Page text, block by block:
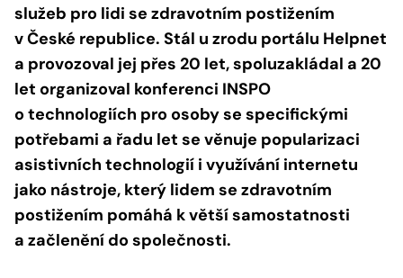
služeb pro lidi se zdravotním postižením
v České republice. Stál u zrodu portálu Helpnet
a provozoval jej přes 20 let, spoluzakládal a 20
let organizoval konferenci INSPO
o technologiích pro osoby se specifickými
potřebami a řadu let se věnuje popularizaci
asistivních technologií i využívání internetu
jako nástroje, který lidem se zdravotním
postižením pomáhá k větší samostatnosti
a začlenění do společnosti.